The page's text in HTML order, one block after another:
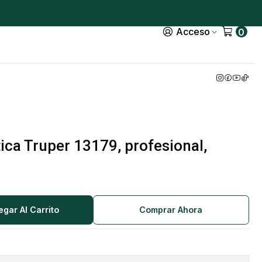
Acceso 0
Truper 13179, profesional,
Al Carrito Comprar Ahora